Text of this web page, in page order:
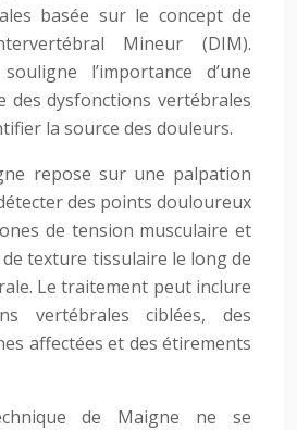
basée sur le concept de
Mineur (DIM).
l’importance d’une
des dysfonctions vertébrales
la source des douleurs.
repose sur une palpation
des points douloureux
de tension musculaire et
texture tissulaire le long de
Le traitement peut inclure
vertébrales ciblées, des
affectées et des étirements
de Maigne ne se